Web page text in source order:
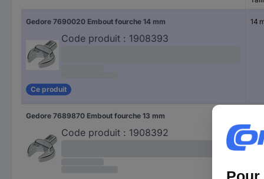
Gedore 7690020 Embout fourche 14 mm
Code produit : 1908393
Ce produit
14
Gedore 7689870 Embout fourche 13 mm
Code produit : 1908392